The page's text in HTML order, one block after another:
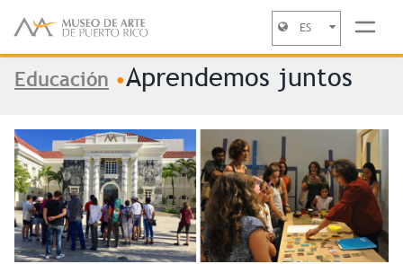
Jump to navigation
ES
Se encuentra usted aquí
Educación •Aprendemos juntos